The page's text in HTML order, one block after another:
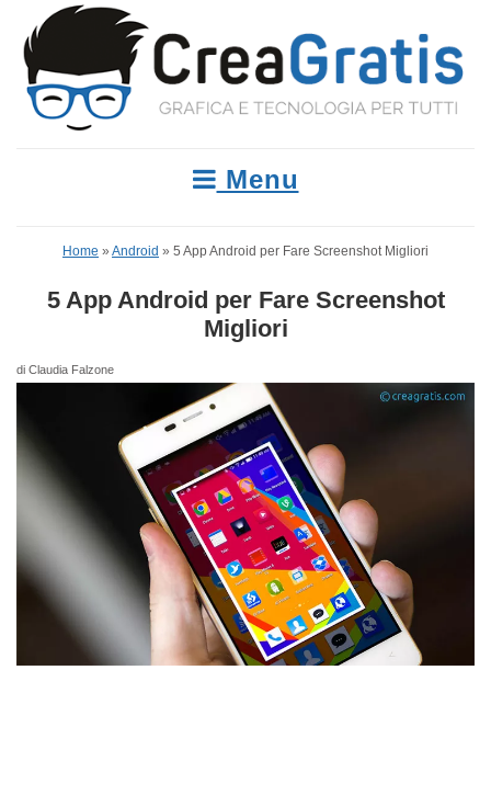
Menu
Home » Android » 5 App Android per Fare Screenshot Migliori
5 App Android per Fare Screenshot
Migliori
di Claudia Falzone